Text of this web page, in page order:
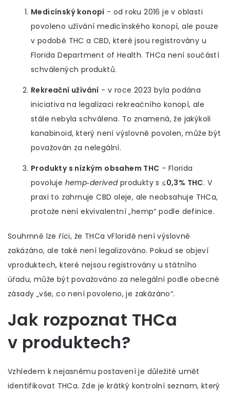
Medicínský konopí - od roku 2016 je v oblasti
povoleno užívání medicínského konopí, ale pouze
v podobě THC a CBD, které jsou registrovány u
Florida Department of Health. THCa není součástí
schválených produktů.
Rekreační užívání - v roce 2023 byla podána
iniciativa na legalizaci rekreačního konopí, ale
stále nebyla schválena. To znamená, že jakýkoli
kanabinoid, který není výslovně povolen, může být
považován za nelegální.
Produkty s nízkým obsahem THC - Florida
povoluje hemp‑derivedprodukty s≤0,3% THC. V
praxi to zahrnuje CBD oleje, ale neobsahuje THCa,
protože není ekvivalentní „hemp“ podle definice.
Souhrnně lze říci, že THCa vFloridě není výslovně
zakázáno, ale také není legalizováno. Pokud se objeví
vproduktech, které nejsou registrovány u státního
úřadu, může být považováno za nelegální podle obecné
zásady „vše, co není povoleno, je zakázáno“.
Jak rozpoznat THCa
v produktech?
Vzhledem k nejasnému postavení je důležité umět
identifikovat THCa. Zde je krátký kontrolní seznam, který